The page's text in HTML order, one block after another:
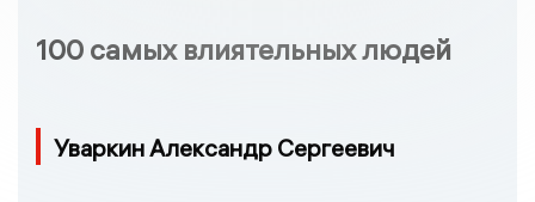
100 самых влиятельных людей
Уваркин Александр Сергеевич